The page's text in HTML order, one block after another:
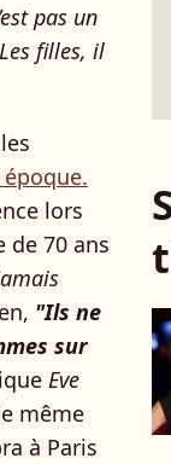
pas un
filles, il
lors
de 70 ans
"Ils ne
sur
Eve
même
à Paris